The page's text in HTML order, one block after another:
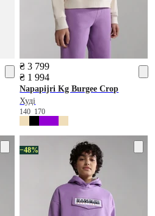
₴ 3 799
₴ 1 994
Napapijri Kg Burgee Crop
Худі
140 170
−48%